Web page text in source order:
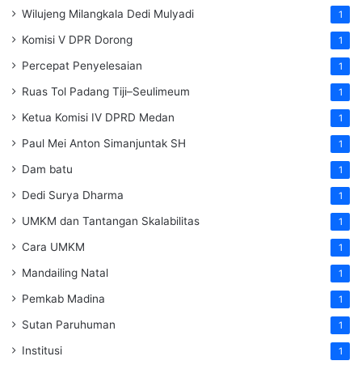
Wilujeng Milangkala Dedi Mulyadi 1
Komisi V DPR Dorong 1
Percepat Penyelesaian 1
Ruas Tol Padang Tiji–Seulimeum 1
Ketua Komisi IV DPRD Medan 1
Paul Mei Anton Simanjuntak SH 1
Dam batu 1
Dedi Surya Dharma 1
UMKM dan Tantangan Skalabilitas 1
Cara UMKM 1
Mandailing Natal 1
Pemkab Madina 1
Sutan Paruhuman 1
Institusi 1